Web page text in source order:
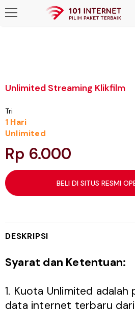
Unlimited Streaming Klikfilm
Tri
1 Hari
Unlimited
Rp 6.000
BELI DI SITUS RESMI
DESKRIPSI
Syarat dan Ketentuan:
1. Kuota Unlimited
data internet terbaru